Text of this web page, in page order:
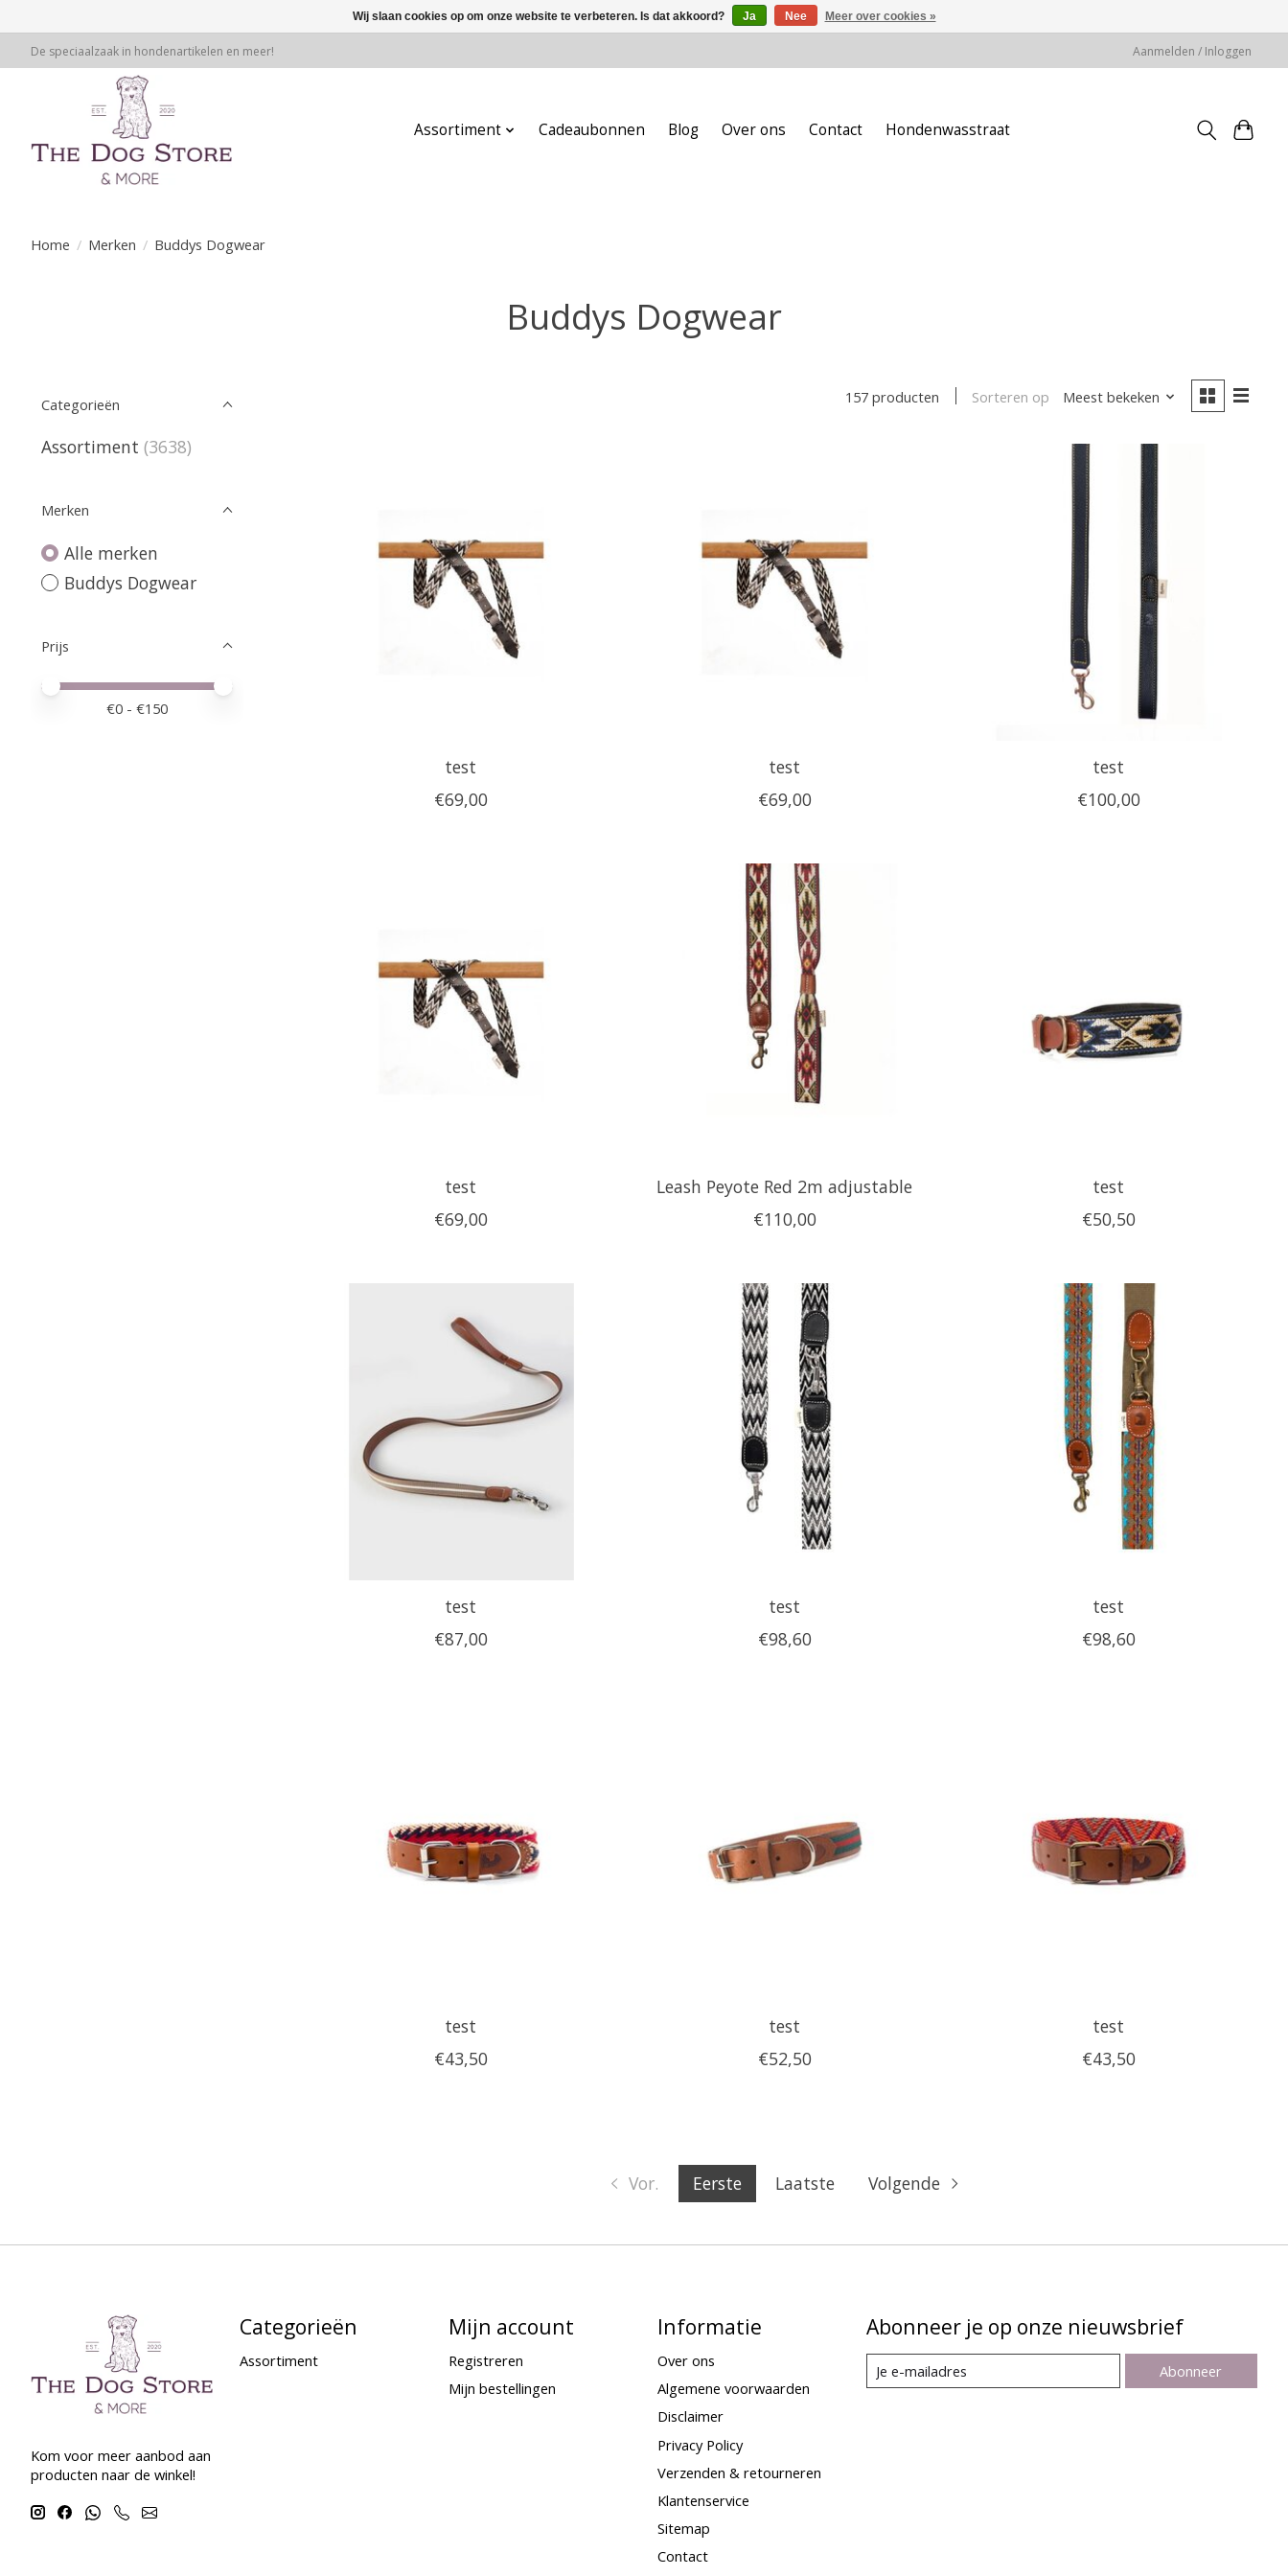
De speciaalzaak in hondenartikelen en meer! Aanmelden / Inloggen
Assortiment Cadeaubonnen Blog Over ons Contact Hondenwasstraat
Home / Merken / Buddys Dogwear
Buddys Dogwear
Categorieën
Assortiment (3638)
Merken
Alle merken
Buddys Dogwear
Prijs
Minimale prijswaarde
Price maximum value
€0 - €150
157 producten Sorteren op Meest bekeken
test
€69,00
test
€69,00
test
€100,00
test
€69,00
Leash Peyote Red 2m adjustable
€110,00
test
€50,50
test
€87,00
test
€98,60
test
€98,60
test
€43,50
test
€52,50
test
€43,50
Vor. Eerste Laatste Volgende
Kom voor meer aanbod aan
producten naar de winkel!
Categorieën
Assortiment
Mijn account
Registreren
Mijn bestellingen
Informatie
Over ons
Algemene voorwaarden
Disclaimer
Privacy Policy
Verzenden & retourneren
Klantenservice
Sitemap
Contact
Abonneer je op onze nieuwsbrief
Abonneer
Wij slaan cookies op om onze website te verbeteren. Is dat akkoord? Ja Nee Meer over cookies »